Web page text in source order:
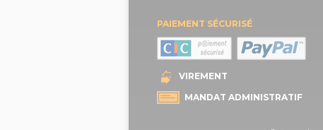
PAIEMENT SÉCURISÉ
VIREMENT
MANDAT ADMINISTRATIF